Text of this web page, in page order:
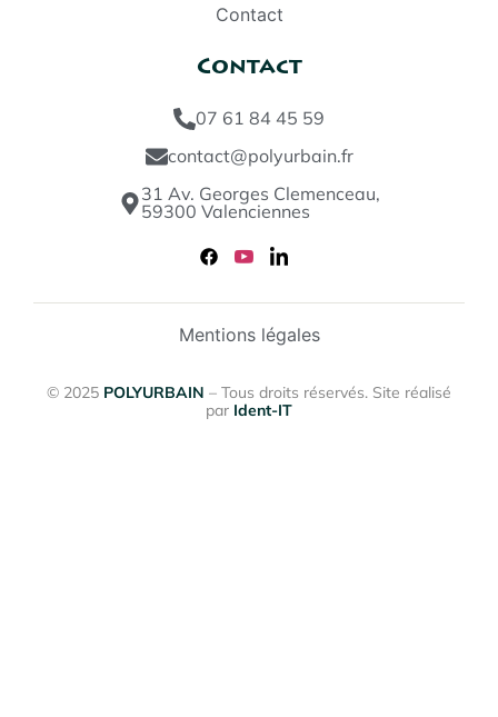
Contact
Contact
07 61 84 45 59
contact@polyurbain.fr
31 Av. Georges Clemenceau,
59300 Valenciennes
© 2025 POLYURBAIN – Tous droits réservés. Site réalisé
par Ident-IT
Mentions légales